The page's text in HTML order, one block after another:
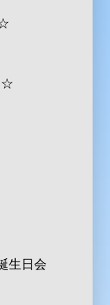
☆
生日会